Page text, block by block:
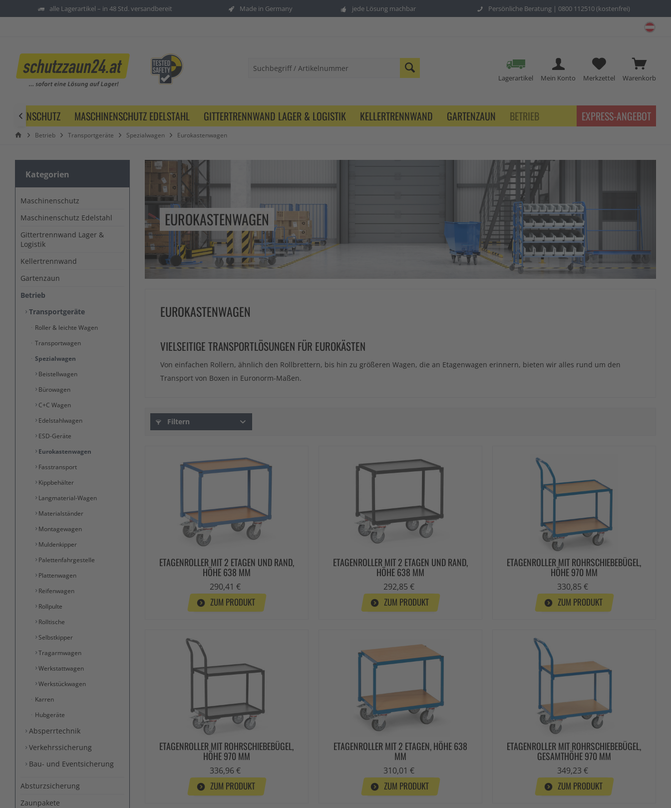
alle Lagerartikel – in 48 Std. versandbereit Made in Germany jede Lösung machbar Persönliche Beratung | 0800 112510 (kostenfrei)
Warenkorb
Merkzettel
Mein Konto
Lagerartikel
MASCHINENSCHUTZ EDELSTAHL GITTERTRENNWAND LAGER & LOGISTIK KELLERTRENNWAND GARTENZAUN BETRIEB
 EXPRESS-ANGEBOT
Betrieb Transportgeräte Spezialwagen Eurokastenwagen
Kategorien
Maschinenschutz
Maschinenschutz Edelstahl
Gittertrennwand Lager &
Logistik
Kellertrennwand
Gartenzaun
Betrieb
Transportgeräte
Roller & leichte Wagen
Transportwagen
Spezialwagen
Beistellwagen
Bürowagen
C+C Wagen
Edelstahlwagen
ESD-Geräte
Eurokastenwagen
Fasstransport
Kippbehälter
Langmaterial-Wagen
Materialständer
Montagewagen
Muldenkipper
Palettenfahrgestelle
Plattenwagen
Reifenwagen
Rollpulte
Rolltische
Selbstkipper
Tragarmwagen
Werkstattwagen
Werkstückwagen
Karren
Hubgeräte
Absperrtechnik
Verkehrssicherung
Bau- und Eventsicherung
Absturzsicherung
Zaunpakete
EUROKASTENWAGEN
EUROKASTENWAGEN
VIELSEITIGE TRANSPORTLÖSUNGEN FÜR EUROKÄSTEN
Von einfachen Rollern, ähnlich den Rollbrettern, bis hin zu größeren Wagen, die an Etagenwagen erinnern, bieten wir alles rund um den
Transport von Boxen in Euronorm-Maßen.
Filtern
ETAGENROLLER MIT 2 ETAGEN UND RAND,
HÖHE 638 MM
290,41 €
ZUM PRODUKT
ETAGENROLLER MIT 2 ETAGEN UND RAND,
HÖHE 638 MM
292,85 €
ZUM PRODUKT
ETAGENROLLER MIT ROHRSCHIEBEBÜGEL,
HÖHE 970 MM
330,85 €
ZUM PRODUKT
ETAGENROLLER MIT ROHRSCHIEBEBÜGEL,
HÖHE 970 MM
336,96 €
ZUM PRODUKT
ETAGENROLLER MIT 2 ETAGEN, HÖHE 638
MM
310,01 €
ZUM PRODUKT
ETAGENROLLER MIT ROHRSCHIEBEBÜGEL,
GESAMTHÖHE 970 MM
349,23 €
ZUM PRODUKT